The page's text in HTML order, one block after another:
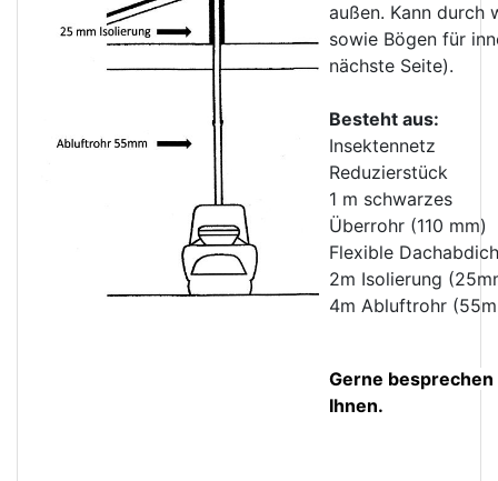
außen. Kann durch
sowie Bögen für
nächste Seite).
Besteht aus:
Insektennetz
Reduzierstück
1 m schwarzes
Überrohr (110 mm)
Flexible
2m Isolierung
4m Abluftrohr
Gerne
Ihnen.